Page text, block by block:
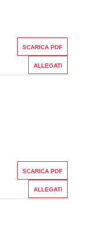
SCARICA PDF
ALLEGATI
SCARICA PDF
ALLEGATI